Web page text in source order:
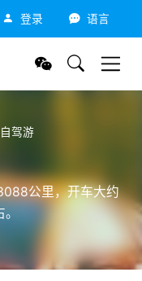
登录 语言
自驾游
公里，开车大约
。